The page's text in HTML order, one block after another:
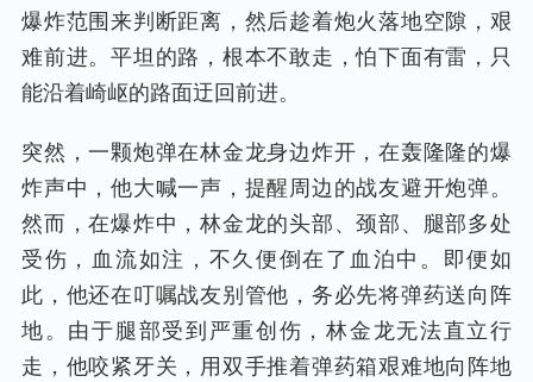
爆炸范围来判断距离，然后趁着炮火落地空隙，艰
难前进。平坦的路，根本不敢走，怕下面有雷，只
能沿着崎岖的路面迂回前进。
突然，一颗炮弹在林金龙身边炸开，在轰隆隆的爆
炸声中，他大喊一声，提醒周边的战友避开炮弹。
然而，在爆炸中，林金龙的头部、颈部、腿部多处
受伤，血流如注，不久便倒在了血泊中。即便如
此，他还在叮嘱战友别管他，务必先将弹药送向阵
地。由于腿部受到严重创伤，林金龙无法直立行
走，他咬紧牙关，用双手推着弹药箱艰难地向阵地